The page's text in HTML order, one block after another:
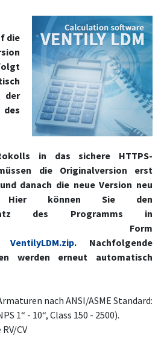
die
in das sichere HTTPS-
die Originalversion erst
danach die neue Version neu
Hier können Sie den
des Programms in
Form
VentilyLDM.zip. Nachfolgende
werden erneut automatisch
nach ANSI/ASME Standard:
1“ - 10“, Class 150 - 2500).
CV